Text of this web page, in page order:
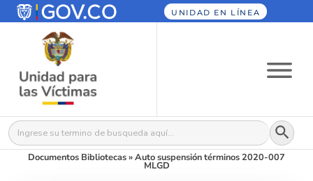
UNIDAD EN LÍNEA
Buscar: Botón
Documentos Bibliotecas»Auto suspensión términos 2020-007
MLGD